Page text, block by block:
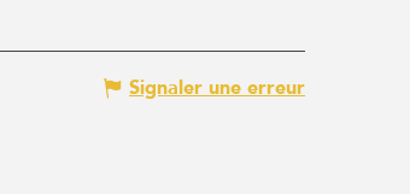
Signaler une erreur